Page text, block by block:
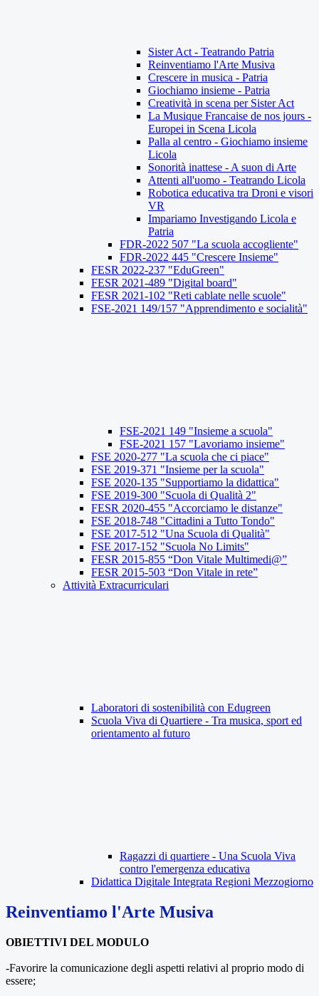
Sister Act - Teatrando Patria
Reinventiamo l'Arte Musiva
Crescere in musica - Patria
Giochiamo insieme - Patria
Creatività in scena per Sister Act
La Musique Francaise de nos jours -
Europei in Scena Licola
Palla al centro - Giochiamo insieme
Licola
Sonorità inattese - A suon di Arte
Attenti all'uomo - Teatrando Licola
Robotica educativa tra Droni e visori
VR
Impariamo Investigando Licola e
Patria
FDR-2022 507 "La scuola accogliente"
FDR-2022 445 "Crescere Insieme"
FESR 2022-237 "EduGreen"
FESR 2021-489 "Digital board"
FESR 2021-102 "Reti cablate nelle scuole"
FSE-2021 149/157 "Apprendimento e socialità"
FSE-2021 149 "Insieme a scuola"
FSE-2021 157 "Lavoriamo insieme"
FSE 2020-277 "La scuola che ci piace"
FSE 2019-371 "Insieme per la scuola"
FSE 2020-135 "Supportiamo la didattica"
FSE 2019-300 "Scuola di Qualità 2"
FESR 2020-455 "Accorciamo le distanze"
FSE 2018-748 "Cittadini a Tutto Tondo"
FSE 2017-512 "Una Scuola di Qualità"
FSE 2017-152 "Scuola No Limits"
FESR 2015-855 “Don Vitale Multimedi@”
FESR 2015-503 “Don Vitale in rete”
Attività Extracurriculari
Laboratori di sostenibilità con Edugreen
Scuola Viva di Quartiere - Tra musica, sport ed
orientamento al futuro
Ragazzi di quartiere - Una Scuola Viva
contro l'emergenza educativa
Didattica Digitale Integrata Regioni Mezzogiorno
Reinventiamo l'Arte Musiva
OBIETTIVI DEL MODULO
-Favorire la comunicazione degli aspetti relativi al proprio modo di
essere;